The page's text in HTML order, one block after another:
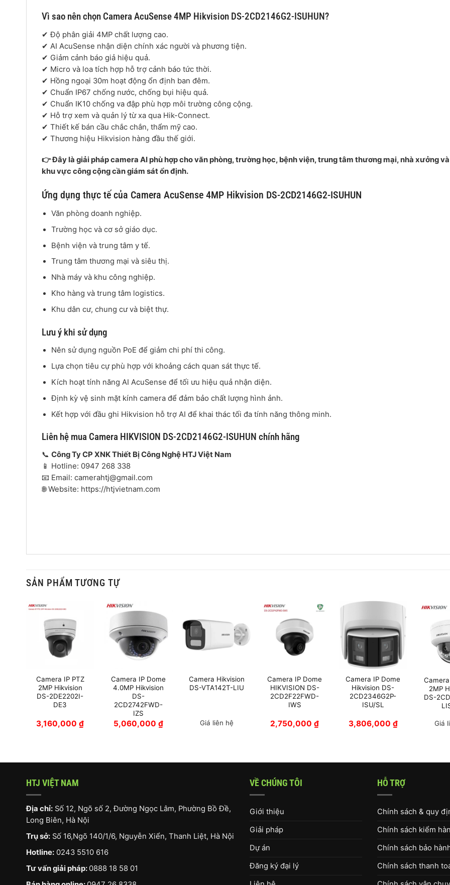
Vì sao nên chọn Camera AcuSense 4MP Hikvision DS-2CD2146G2-ISUHUN?
✔ Độ phân giải 4MP chất lượng cao.
✔ AI AcuSense nhận diện chính xác người và phương tiện.
✔ Giảm cảnh báo giả hiệu quả.
✔ Micro và loa tích hợp hỗ trợ cảnh báo tức thời.
✔ Hồng ngoại 30m hoạt động ổn định ban đêm.
✔ Chuẩn IP67 chống nước, chống bụi hiệu quả.
✔ Chuẩn IK10 chống va đập phù hợp môi trường công cộng.
✔ Hỗ trợ xem và quản lý từ xa qua Hik-Connect.
✔ Thiết kế bán cầu chắc chắn, thẩm mỹ cao.
✔ Thương hiệu Hikvision hàng đầu thế giới.
👉 Đây là giải pháp camera AI phù hợp cho văn phòng, trường học, bệnh viện, trung tâm thương mại, nhà xưởng
khu vực công cộng cần giám sát ổn định.
Ứng dụng thực tế của Camera AcuSense 4MP Hikvision DS-2CD2146G2-ISUHUN
Văn phòng doanh nghiệp.
Trường học và cơ sở giáo dục.
Bệnh viện và trung tâm y tế.
Trung tâm thương mại và siêu thị.
Nhà máy và khu công nghiệp.
Kho hàng và trung tâm logistics.
Khu dân cư, chung cư và biệt thự.
Lưu ý khi sử dụng
Nên sử dụng nguồn PoE để giảm chi phí thi công.
Lựa chọn tiêu cự phù hợp với khoảng cách quan sát thực tế.
Kích hoạt tính năng AI AcuSense để tối ưu hiệu quả nhận diện.
Định kỳ vệ sinh mặt kính camera để đảm bảo chất lượng hình ảnh.
Kết hợp với đầu ghi Hikvision hỗ trợ AI để khai thác tối đa tính năng thông minh.
Liên hệ mua Camera HIKVISION DS-2CD2146G2-ISUHUN chính hãng
📞 Công Ty CP XNK Thiết Bị Công Nghệ HTJ Việt Nam
📱 Hotline: 0947 268 338
📧 Email: camerahtj@gmail.com
🌐 Website: https://htjvietnam.com
SẢN PHẨM TƯƠNG TỰ
Camera IP PTZ
2MP Hikvision
DS-2DE2202I-
DE3
3,160,000₫
Camera IP Dome
4.0MP Hikvision
DS-
2CD2742FWD-
IZS
5,060,000₫
Camera Hikvision
DS-VTA142T-LIU
Giá liên hệ
Camera IP Dome
HIKVISION DS-
2CD2F22FWD-
IWS
2,750,000₫
Camera IP Dome
Hikvision DS-
2CD2346G2P-
ISU/SL
3,806,000 ₫
2MP
DS-
Giá
HTJ VIỆT NAM
Địa chỉ: Số 12, Ngõ số 2, Đường Ngọc Lâm, Phường Bồ Đề,
Long Biên, Hà Nội
Trụ sở: Số 16,Ngõ 140/1/6, Nguyễn Xiển, Thanh Liệt, Hà Nội
Hotline: 0243 5510 616
Tư vấn giải pháp: 0888 18 58 01
VỀ CHÚNG TÔI
Giới thiệu
Giải pháp
Dự án
Đăng ký đại lý
HỖ TRỢ
Chính sách & quy
Chính sách kiểm
Chính sách bảo
Chính sách thanh